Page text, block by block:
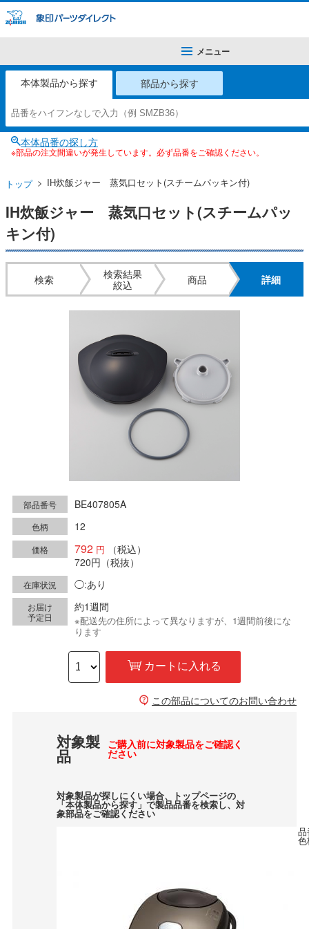
メニュー
本体製品から探す 部品から探す
本体品番の探し方
※部品の注文間違いが発生しています。必ず品番をご確認ください。
トップ IH炊飯ジャー 蒸気口セット(スチームパッキン付)
IH炊飯ジャー 蒸気口セット(スチームパッ
キン付)
検索
検索結果
絞込
商品 詳細
部品番号 BE407805A
色柄 12
価格 792
（税込）
720円 （税抜）
在庫状況 ◯:あり
お届け
予定日
約1週間
※配送先の住所によって異なりますが、1週間前後にな
ります
カートに入れる
この部品についてのお問い合わせ
対象製
品
ご購入前に対象製品をご確認く
ださい
対象製品が探しにくい場合、トップページの
「本体製品から探す」で製品品番を検索し、対
象部品をご確認ください